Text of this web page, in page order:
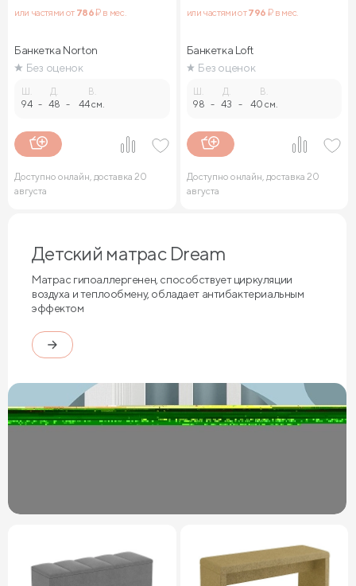
или частями от 786₽ в мес.
Банкетка Norton
Без оценок
94 -
Д.
48 -
В.
44 см.
Доступно онлайн, доставка 20
августа
или частями от796 ₽ в мес.
Банкетка Loft
Без оценок
98 -
Д.
43 -
В.
40 см.
Доступно онлайн, доставка 20
августа
Детский матрас Dream
Матрас гипоаллергенен, способствует циркуляции
воздуха и теплообмену, обладает антибактериальным
эффектом